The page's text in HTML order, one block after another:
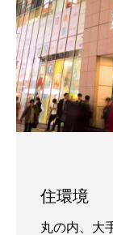
住環境
丸の内、大